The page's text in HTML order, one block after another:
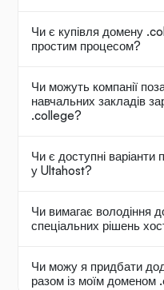
Чи є купівля домену
простим процесом?
Чи можуть компанії
навчальних закладів
.college?
Чи є доступні
у Ultahost?
Чи вимагає володіння
спеціальних рішень
Чи можу я придбати
разом із моїм